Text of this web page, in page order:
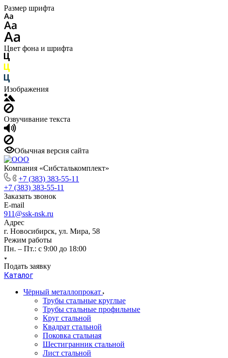
Размер шрифта
Цвет фона и шрифта
Изображения
Озвучивание текста
Обычная версия сайта
Компания «Сибсталькомплект»
+7 (383) 383-55-11
+7 (383) 383-55-11
Заказать звонок
E-mail
911@ssk-nsk.ru
Адрес
г. Новосибирск, ул. Мира, 58
Режим работы
Пн. – Пт.: с 9:00 до 18:00
Подать заявку
Каталог
Чёрный металлопрокат
Трубы стальные круглые
Трубы стальные профильные
Круг стальной
Квадрат стальной
Поковка стальная
Шестигранник стальной
Лист стальной